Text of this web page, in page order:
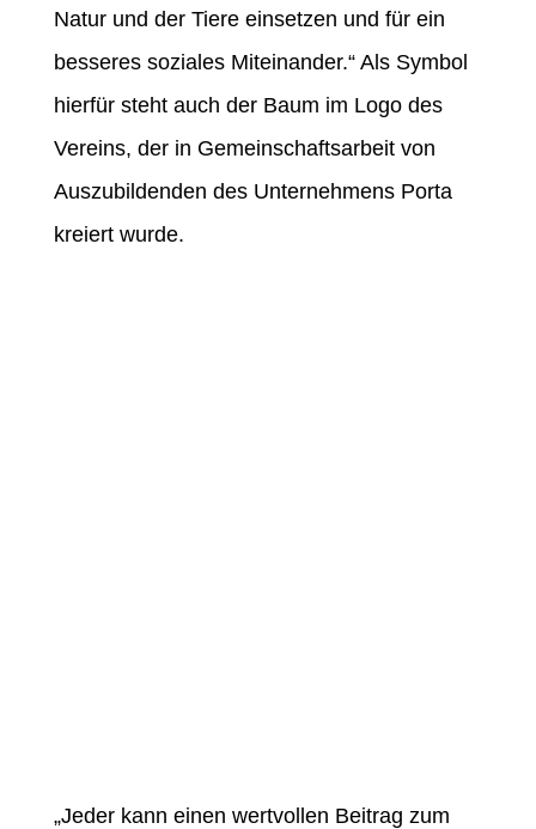
Natur und der Tiere einsetzen und für ein
besseres soziales Miteinander.“ Als Symbol
hierfür steht auch der Baum im Logo des
Vereins, der in Gemeinschaftsarbeit von
Auszubildenden des Unternehmens Porta
kreiert wurde.
„Jeder kann einen wertvollen Beitrag zum